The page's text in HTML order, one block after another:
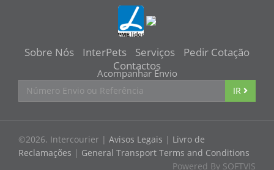
Sobre Nós InterPets Serviços Pedir Cotação
Contactos
Acompanhar Envio
IR
©2026. Intercourier | Avisos Legais | Livro de
Reclamações | General Transport Terms and Conditions
Powered By SOFTVIS